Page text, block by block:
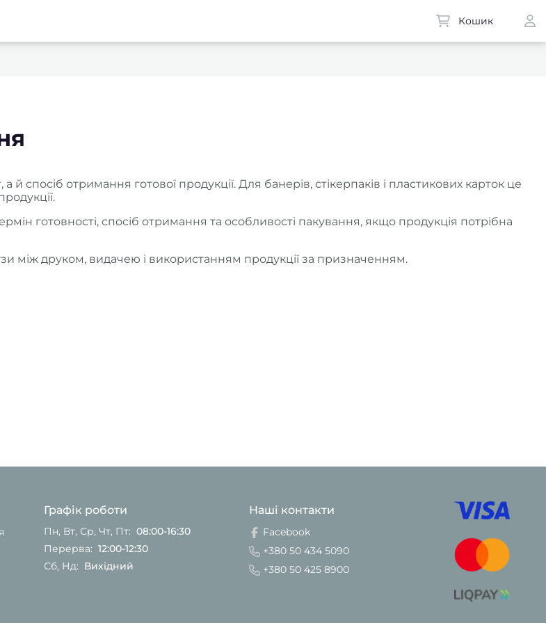
Кошик
отримання готової продукції. Для банерів, стікерпаків і пластикових карток це
готовності, спосіб отримання та особливості пакування, якщо продукція потрібна
між друком, видачею і використанням продукції за призначенням.
Графік роботи
Пн, Вт, Ср, Чт, Пт: 08:00-16:30
Перерва: 12:00-12:30
Сб, Нд: Вихідний
Наші контакти
Facebook
+380 50 434 5090
+380 50 425 8900